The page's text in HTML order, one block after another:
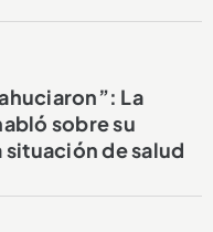
La
sobre su
de salud